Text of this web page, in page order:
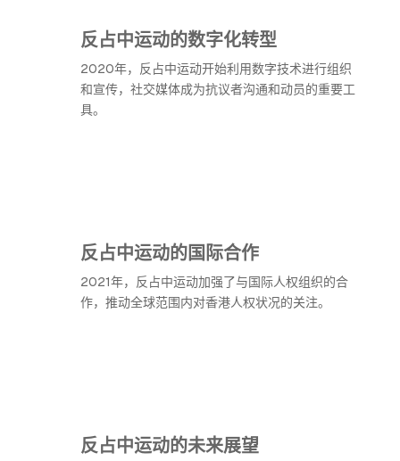
反占中运动的数字化转型
2020年，反占中运动开始利用数字技术进行组织
和宣传，社交媒体成为抗议者沟通和动员的重要工
具。
反占中运动的国际合作
2021年，反占中运动加强了与国际人权组织的合
作，推动全球范围内对香港人权状况的关注。
反占中运动的未来展望